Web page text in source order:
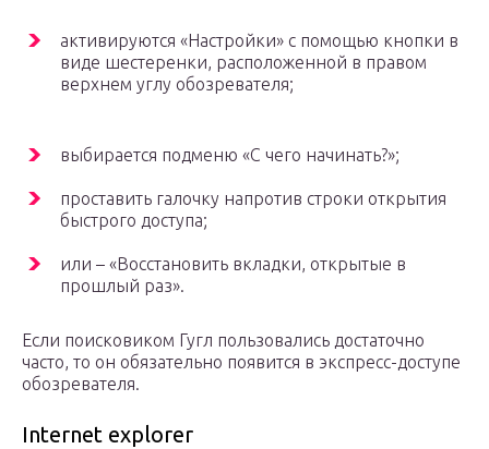
активируются «Настройки» с помощью кнопки в
виде шестеренки, расположенной в правом
верхнем углу обозревателя;
выбирается подменю «С чего начинать?»;
проставить галочку напротив строки открытия
быстрого доступа;
или – «Восстановить вкладки, открытые в
прошлый раз».
Если поисковиком Гугл пользовались достаточно
часто, то он обязательно появится в экспресс-доступе
обозревателя.
Internet explorer